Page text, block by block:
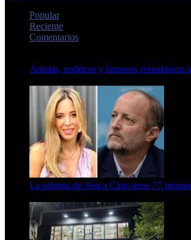
Popular
Reciente
Comentarios
Artistas, políticos y famosos respaldaron
La sobrina de Jésica Cirio tiene 77